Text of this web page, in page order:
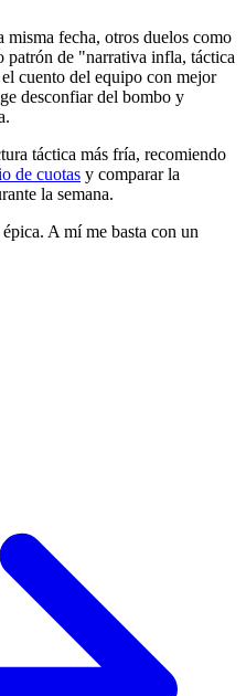
misma fecha, otros duelos como
patrón de "narrativa infla, táctica
cuento del equipo con mejor
desconfiar del bombo y
táctica más fría, recomiendo
de cuotas y comparar la
la semana.
A mí me basta con un